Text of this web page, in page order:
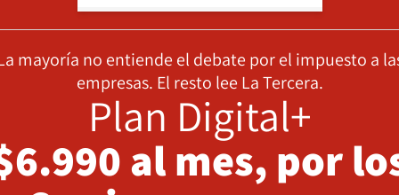
mayoría no entiende el debate por el impuesto a
empresas. El resto lee La Tercera.
Plan Digital+
al mes, por